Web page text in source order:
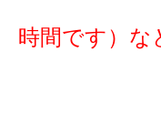
時間です）な